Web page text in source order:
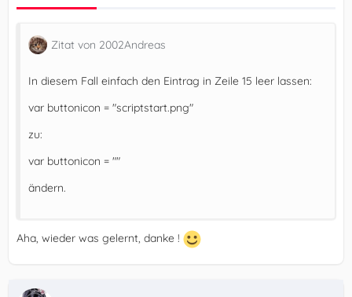
Zitat von 2002Andreas
In diesem Fall einfach den Eintrag in Zeile 15 leer lassen:
var buttonicon = "scriptstart.png"
zu:
var buttonicon = ""
ändern.
Aha, wieder was gelernt, danke !